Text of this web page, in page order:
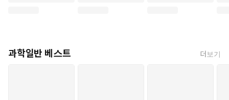
서 새롭게 만난 전문가와도 “밀린 이야기를” 나누면서 최신의 과
과학일반 베스트 더보기